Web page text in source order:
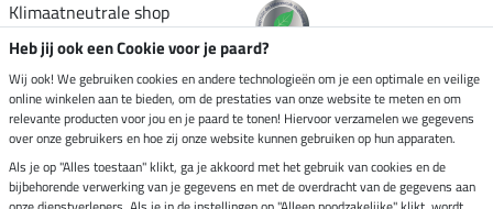
Klimaatneutrale shop
Verzending per
Veilig betalen met
Heb jij ook een Cookie voor je paard?
Wij ook! We gebruiken cookies en andere technologieën om je een optimale en veilige
online winkelen aan te bieden, om de prestaties van onze website te meten en om
relevante producten voor jou en je paard te tonen! Hiervoor verzamelen we gegevens
over onze gebruikers en hoe zij onze website kunnen gebruiken op hun apparaten.
Als je op "Alles toestaan" klikt, ga je akkoord met het gebruik van cookies en de
bijbehorende verwerking van je gegevens en met de overdracht van de gegevens aan